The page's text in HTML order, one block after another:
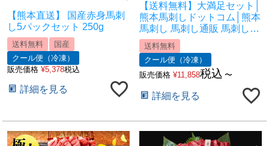
【熊本直送】 国産赤身馬刺
し5パックセット 250g
送料無料
国産
クール便（冷凍）
販売価格 ¥5,378税込
詳細を見る
【送料無料】大満足セット│
熊本馬刺しドットコム│熊本
馬刺し 馬刺し通販 馬刺し専
門店 馬刺しお取り寄せ 利他
フーズ
送料無料
クール便（冷凍）
販売価格 ¥11,858税込 〜
詳細を見る